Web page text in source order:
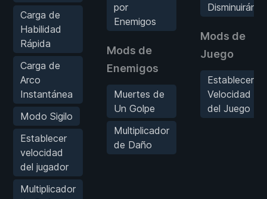
Carga de
Habilidad
Rápida
Carga de
Arco
Instantánea
Modo Sigilo
Establecer
velocidad
del jugador
Multiplicador
por
Enemigos
Mods de
Enemigos
Muertes de
Un Golpe
Multiplicador
de Daño
Disminuirán
Mods de
Juego
Establecer
Velocidad
del Juego